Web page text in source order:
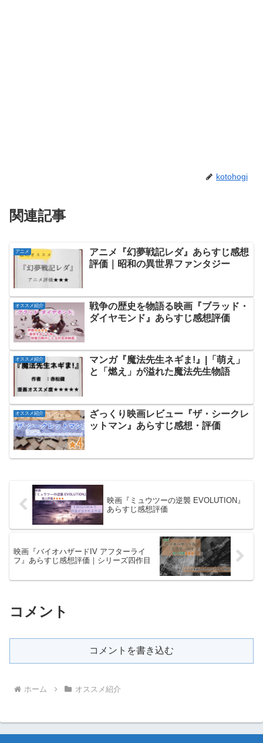
kotohogi
関連記事
アニメ
アニメ『幻夢戦記レダ』あらすじ感想
評価｜昭和の異世界ファンタジー
オススメ紹介
戦争の歴史を物語る映画『ブラッド・
ダイヤモンド』あらすじ感想評価
オススメ紹介
マンガ『魔法先生ネギま!』|「萌え」
と「燃え」が溢れた魔法先生物語
オススメ紹介
ざっくり映画レビュー『ザ・シークレ
ットマン』あらすじ感想・評価
映画『ミュウツーの逆襲 EVOLUTION』
あらすじ感想評価
映画『バイオハザードIV アフターライ
フ』あらすじ感想評価｜シリーズ四作目
コメント
コメントを書き込む
ホーム オススメ紹介